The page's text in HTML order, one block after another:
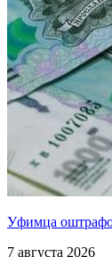
Уфимца
7 августа 2026